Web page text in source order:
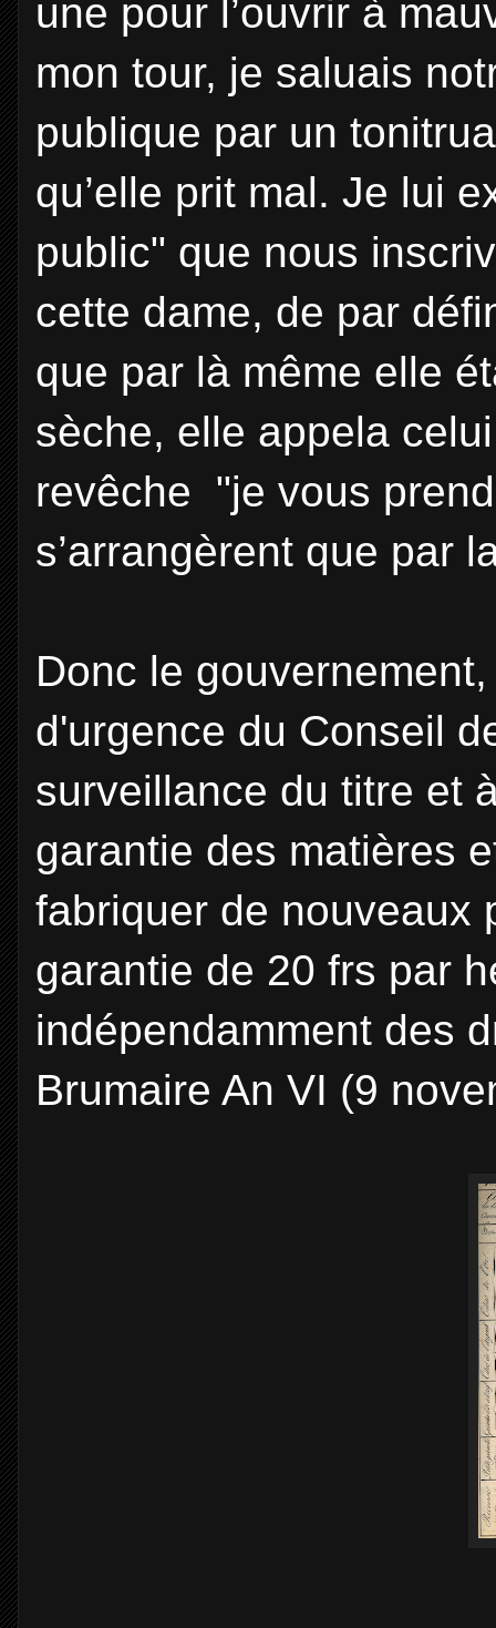
une pour l’ouvrir à
mon tour, je saluais
publique par un
qu’elle prit mal. Je lui
public" que nous
cette dame, de par
que par là même elle
sèche, elle appela
revêche "je vous
s’arrangèrent que par
Donc le
d'urgence du Conseil
surveillance du titre et
garantie des matières
fabriquer de nouveaux
garantie de 20 frs par
indépendamment des
Brumaire An VI (9